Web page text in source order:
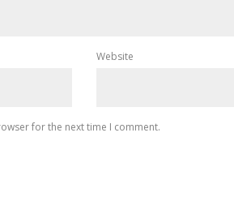
Website
for the next time I comment.